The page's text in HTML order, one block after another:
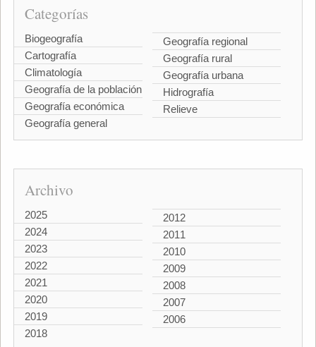
Categorías
Biogeografía
Cartografía
Climatología
Geografía de la población
Geografía económica
Geografía general
Geografía regional
Geografía rural
Geografía urbana
Hidrografía
Relieve
Archivo
2025
2024
2023
2022
2021
2020
2019
2018
2012
2011
2010
2009
2008
2007
2006